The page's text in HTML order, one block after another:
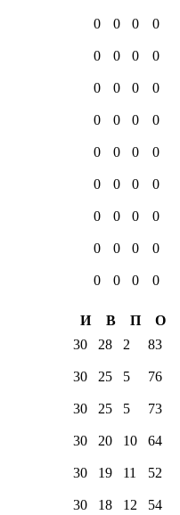
0 0 0 0
0 0 0 0
0 0 0 0
0 0 0 0
0 0 0 0
0 0 0 0
0 0 0 0
0 0 0 0
0 0 0
0
И В П
О
30 28 2 83
30 25 5 76
30 25 5 73
30 20 10 64
30 19 11 52
30 18 12 54